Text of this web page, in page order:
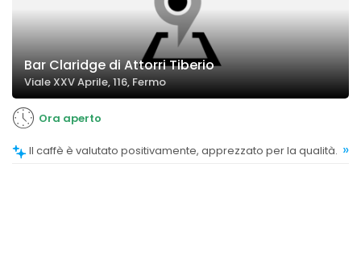
Bar Claridge di Attorri Tiberio
Viale XXV Aprile, 116, Fermo
Ora aperto
Il caffè è valutato positivamente, apprezzato per la qualità. »